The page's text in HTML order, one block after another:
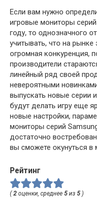
Если вам нужно
игровые мониторы серий
году, то однозначного
учитывать, что на рынке
огромная конкуренция,
производители
линейный ряд своей
невероятными
выпускать новые серии
будут делать игру еще
новые настройки,
мониторы серий
достаточно
вы сможете окунуться в
Рейтинг
( 2 оценки, среднее 5 из 5 )